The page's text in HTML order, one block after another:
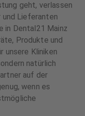
geht, verlassen
Lieferanten
in Dental21 Mainz
Produkte und
unsere Kliniken
natürlich
auf der
wenn es